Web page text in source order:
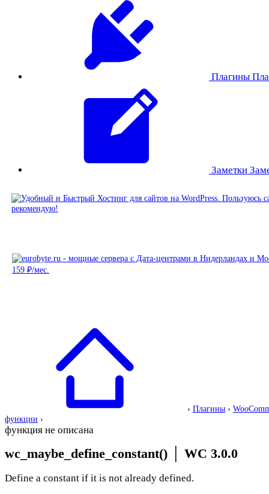
Плагины
Заметки
› Плагины ›
функции ›
функция не описана
wc_maybe_define_constant() WC 3.0.0
Define a constant if it is not already defined.